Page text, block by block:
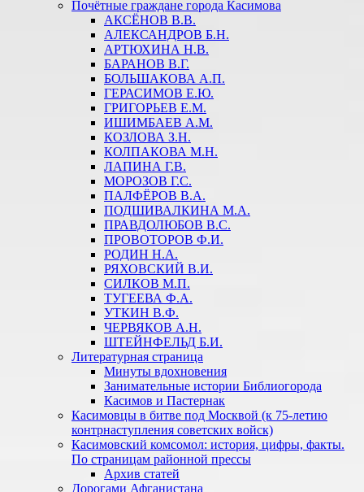
Почётные граждане города Касимова
АКСЁНОВ В.В.
АЛЕКСАНДРОВ Б.Н.
АРТЮХИНА Н.В.
БАРАНОВ В.Г.
БОЛЬШАКОВА А.П.
ГЕРАСИМОВ Е.Ю.
ГРИГОРЬЕВ Е.М.
ИШИМБАЕВ А.М.
КОЗЛОВА З.Н.
КОЛПАКОВА М.Н.
ЛАПИНА Г.В.
МОРОЗОВ Г.С.
ПАЛФЁРОВ В.А.
ПОДШИВАЛКИНА М.А.
ПРАВДОЛЮБОВ В.С.
ПРОВОТОРОВ Ф.И.
РОДИН Н.А.
РЯХОВСКИЙ В.И.
СИЛКОВ М.П.
ТУГЕЕВА Ф.А.
УТКИН В.Ф.
ЧЕРВЯКОВ А.Н.
ШТЕЙНФЕЛЬД Б.И.
Литературная страница
Минуты вдохновения
Занимательные истории Библиогорода
Касимов и Пастернак
Касимовцы в битве под Москвой (к 75-летию
контрнаступления советских войск)
Касимовский комсомол: история, цифры, факты.
По страницам районной прессы
Архив статей
Дорогами Афганистана